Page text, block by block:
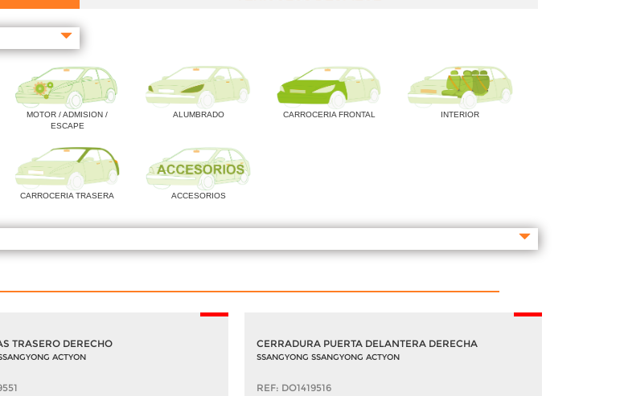
MOTOR / ADMISION /
ESCAPE
ALUMBRADO CARROCERIA FRONTAL INTERIOR
CARROCERIA TRASERA ACCESORIOS
TRASERO DERECHO
ACTYON
CERRADURA PUERTA DELANTERA DERECHA
SSANGYONG SSANGYONG ACTYON
REF: DO1419516